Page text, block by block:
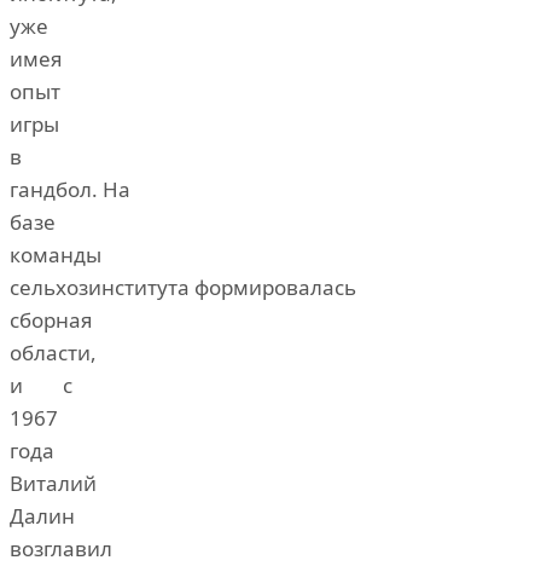
уже
имея
опыт
игры
в
гандбол. На
базе
команды
сельхозинститута формировалась
сборная
области,
и с
1967
года
Виталий
Далин
возглавил